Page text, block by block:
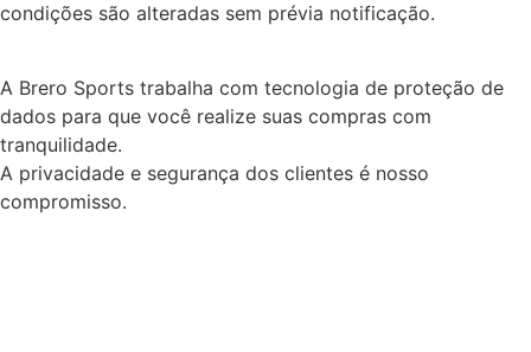
condições são alteradas sem prévia notificação.
A Brero Sports trabalha com tecnologia de proteção de
dados para que você realize suas compras com
tranquilidade.
A privacidade e segurança dos clientes é nosso
compromisso.